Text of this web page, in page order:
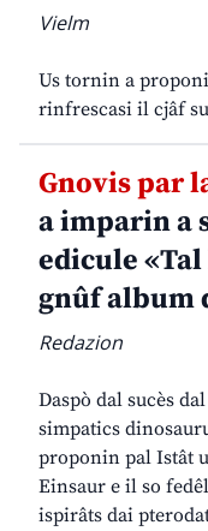
Vielm
Us tornin a
rinfrescasi il cjâf
Gnovis par
a imparin a
edicule
gnûf album
Redazion
Daspò dal sucès
simpatics
proponin pal Istât
Einsaur e il so
ispirâts dai